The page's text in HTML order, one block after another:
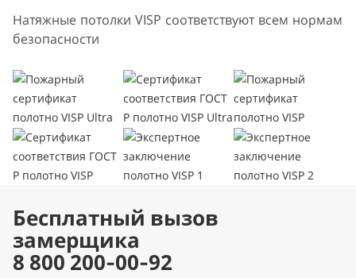
Натяжные потолки VISP соответствуют всем нормам
безопасности
Бесплатный вызов
замерщика
8 800 200-00-92